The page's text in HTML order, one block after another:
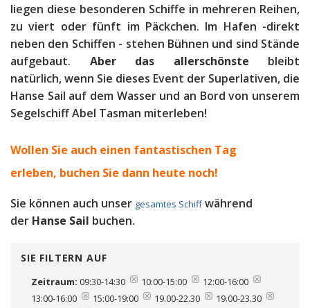
liegen diese besonderen Schiffe in mehreren Reihen,
zu viert oder fünft im Päckchen. Im Hafen -direkt
neben den Schiffen - stehen Bühnen und sind Stände
aufgebaut. Aber das allerschönste bleibt
natürlich, wenn Sie dieses Event der Superlativen, die
Hanse Sail auf dem Wasser und an Bord von unserem
Segelschiff Abel Tasman miterleben!
Wollen Sie auch einen fantastischen Tag
erleben, buchen Sie dann heute noch!
Sie können auch unser gesamtes Schiffwährend
der Hanse Sail buchen.
SIE FILTERN AUF
Zeitraum: 09:30-14:30 10:00-15:00
12:00-16:00
13:00-16:00
15:00-19:00 19.00-22.30
19.00-23.30